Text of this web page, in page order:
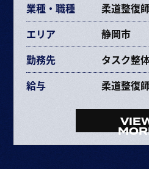
業種・職種
柔道整復
エリア
静岡市
勤務先
タスク整
給与
・基本給
・固定残業代
・資格手